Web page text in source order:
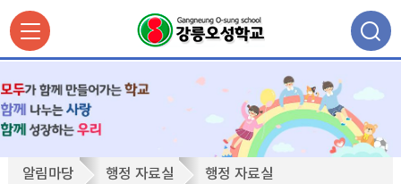
알림마당 행정 자료실 행정 자료실